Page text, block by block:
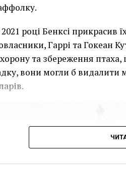
2021 році Бенксі
Гаррі та Гокеан
та збереження
вони могли б видалити